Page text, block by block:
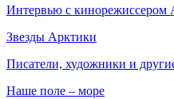
Интервью с
Звезды Арктики
Писатели, художники и
Наше поле – море